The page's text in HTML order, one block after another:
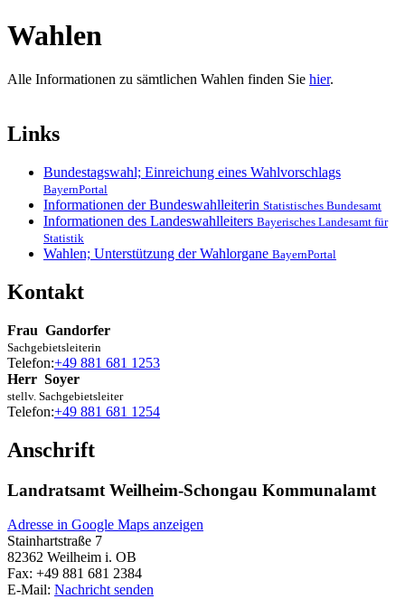
Wahlen
Alle Informationen zu sämtlichen Wahlen finden Sie hier.
Links
Bundestagswahl; Einreichung eines Wahlvorschlags
BayernPortal
Informationen der Bundeswahlleiterin Statistisches Bundesamt
Informationen des Landeswahlleiters Bayerisches Landesamt für
Statistik
Wahlen; Unterstützung der Wahlorgane BayernPortal
Kontakt
Frau Gandorfer
Sachgebietsleiterin
Telefon:+49 881 681 1253
Herr Soyer
stellv. Sachgebietsleiter
Telefon:+49 881 681 1254
Anschrift
Landratsamt Weilheim-Schongau Kommunalamt
Adresse in Google Maps anzeigen
Stainhartstraße 7
82362 Weilheim i. OB
Fax: +49 881 681 2384
E-Mail: Nachricht senden